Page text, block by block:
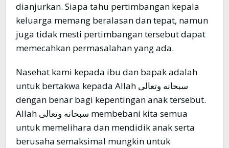
dianjurkan. Siapa tahu pertimbangan kepala
keluarga memang beralasan dan tepat, namun
juga tidak mesti pertimbangan tersebut dapat
memecahkan permasalahan yang ada.
Nasehat kami kepada ibu dan bapak adalah
untuk bertakwa kepada Allah سبحانه وتعالى
dengan benar bagi kepentingan anak tersebut.
Allah سبحانه وتعالى membebani kita semua
untuk memelihara dan mendidik anak serta
berusaha semaksimal mungkin untuk